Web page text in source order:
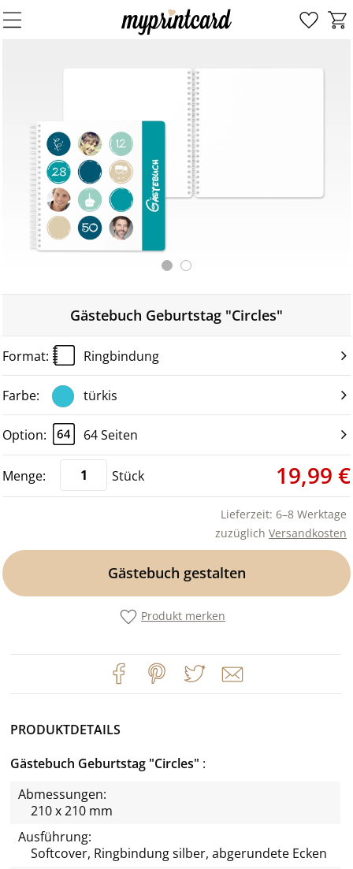
Gästebuch Geburtstag "Circles"
Ringbindung
türkis
64 Seiten
Stück 19,99 €
Lieferzeit: 6–8 Werktage
zuzüglich Versandkosten
Gästebuch gestalten
Produkt merken
PRODUKTDETAILS
Gästebuch Geburtstag "Circles"
Abmessungen:
210 x 210 mm
Ausführung:
Softcover, Ringbindung silber, abgerundete Ecken